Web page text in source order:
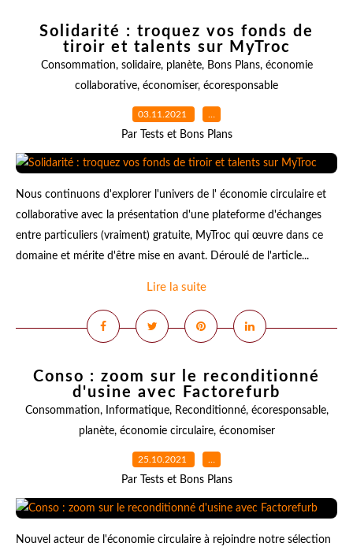
Solidarité : troquez vos fonds de
tiroir et talents sur MyTroc
Consommation, solidaire, planète, Bons Plans, économie
collaborative, économiser, écoresponsable
03.11.2021 …
Par Tests et Bons Plans
Nous continuons d'explorer l'univers de l' économie circulaire et
collaborative avec la présentation d'une plateforme d'échanges
entre particuliers (vraiment) gratuite, MyTroc qui œuvre dans ce
domaine et mérite d'être mise en avant. Déroulé de l'article...
Lire la suite
Conso : zoom sur le reconditionné
d'usine avec Factorefurb
Consommation, Informatique, Reconditionné, écoresponsable,
planète, économie circulaire, économiser
25.10.2021 …
Par Tests et Bons Plans
Nouvel acteur de l'économie circulaire à rejoindre notre sélection